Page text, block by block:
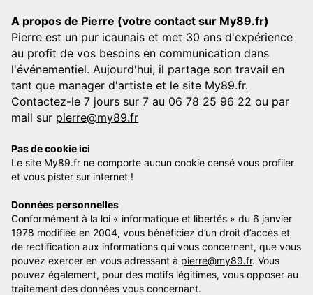
A propos de Pierre (votre contact sur My89.fr)
Pierre est un pur icaunais et met 30 ans d'expérience
au profit de vos besoins en communication dans
l'événementiel. Aujourd'hui, il partage son travail en
tant que manager d'artiste et le site My89.fr.
Contactez-le 7 jours sur 7 au 06 78 25 96 22 ou par
mail sur pierre@my89.fr
Pas de cookie ici
Le site My89.fr ne comporte aucun cookie censé vous profiler
et vous pister sur internet !
Données personnelles
Conformément à la loi « informatique et libertés » du 6 janvier
1978 modifiée en 2004, vous bénéficiez d’un droit d’accès et
de rectification aux informations qui vous concernent, que vous
pouvez exercer en vous adressant à pierre@my89.fr. Vous
pouvez également, pour des motifs légitimes, vous opposer au
traitement des données vous concernant.